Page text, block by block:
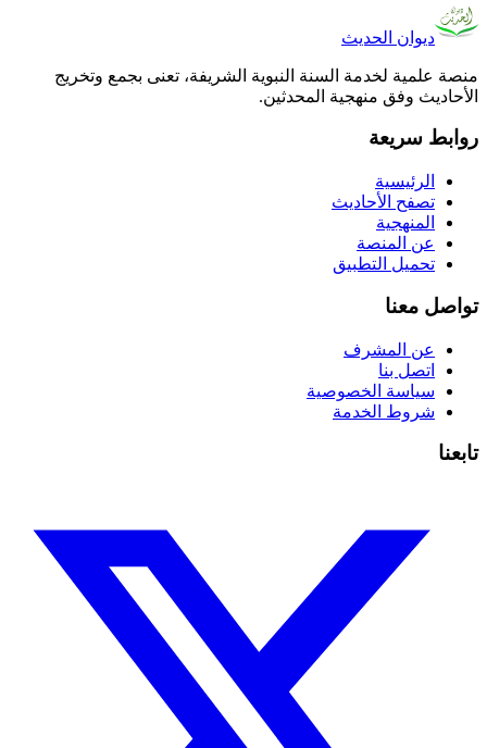
ديوان الحديث
منصة علمية لخدمة السنة النبوية الشريفة، تعنى بجمع وتخريج
الأحاديث وفق منهجية المحدثين.
روابط سريعة
الرئيسية
تصفح الأحاديث
المنهجية
عن المنصة
تحميل التطبيق
تواصل معنا
عن المشرف
اتصل بنا
سياسة الخصوصية
شروط الخدمة
تابعنا